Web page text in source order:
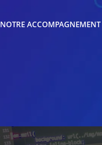
NOTRE ACCOMPAGNEMENT